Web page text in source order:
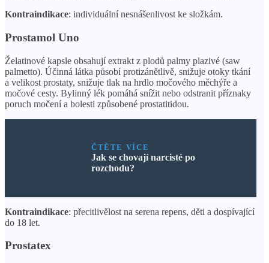
Kontraindikace: individuální nesnášenlivost ke složkám.
Prostamol Uno
Želatinové kapsle obsahují extrakt z plodů palmy plazivé (saw
palmetto). Účinná látka působí protizánětlivě, snižuje otoky tkání
a velikost prostaty, snižuje tlak na hrdlo močového měchýře a
močové cesty. Bylinný lék pomáhá snížit nebo odstranit příznaky
poruch močení a bolesti způsobené prostatitidou.
ČTĚTE VÍCE
Jak se chovají narcisté po
rozchodu?
Kontraindikace: přecitlivělost na serena repens, děti a dospívající
do 18 let.
Prostatex